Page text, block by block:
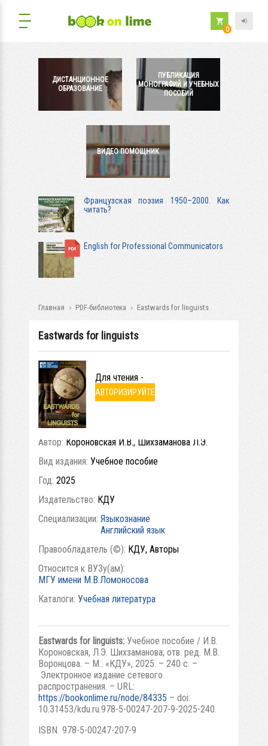
0
ДИСТАНЦИОННОЕ
ОБРАЗОВАНИЕ
ПУБЛИКАЦИЯ
МОНОГРАФИЙ И УЧЕБНЫХ
ПОСОБИЙ
ВИДЕО ПОМОЩНИК
Французская поэзия 1950–2000. Как
читать?
English for Professional Communicators
Главная PDF-библиотека Eastwards for linguists
Eastwards for linguists
Для чтения -
АВТОРИЗИРУЙТЕ
Автор: Короновская И.В., Шихзаманова Л.Э.
Вид издания: Учебное пособие
Год: 2025
Издательство: КДУ
Специализации: Языкознание
Английский язык
Правообладатель (©): КДУ, Авторы
Относится к ВУЗу(ам):
МГУ имени М.В.Ломоносова
Каталоги: Учебная литература
Eastwards for linguists: Учебное пособие / И.В.
Короновская, Л.Э. Шихзаманова; отв. ред. М.В.
Воронцова. – М.: «КДУ», 2025. – 240 с. –
Электронное издание сетевого
распространения. – URL:
https://bookonlime.ru/node/84335 – doi:
10.31453/kdu.ru.978-5-00247-207-9-2025-240.
ISBN 978-5-00247-207-9